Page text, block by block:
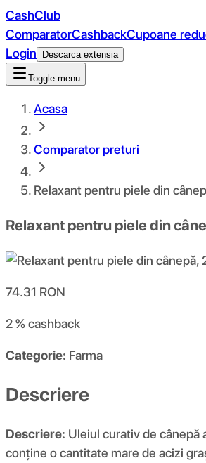
CashClub
ComparatorCashbackCupoane
Login
Descarca extensia
Toggle menu
Acasa
Comparator preturi
Relaxant pentru piele din
Relaxant pentru piele din
74.31 RON
2 %cashback
Categorie: Farma
Descriere
Descriere: Uleiul curativ de cânepă
conține o cantitate mare de acizi